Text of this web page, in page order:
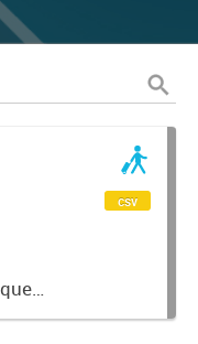
csv